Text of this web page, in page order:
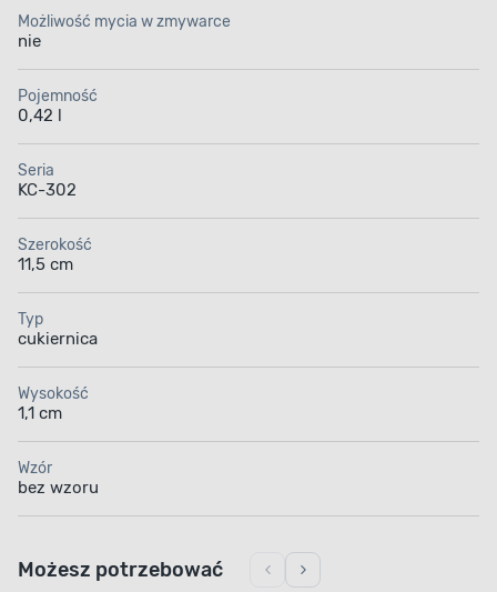
Możliwość mycia w zmywarce
nie
Pojemność
0,42 l
Seria
KC-302
Szerokość
11,5 cm
Typ
cukiernica
Wysokość
1,1 cm
Wzór
bez wzoru
Możesz potrzebować